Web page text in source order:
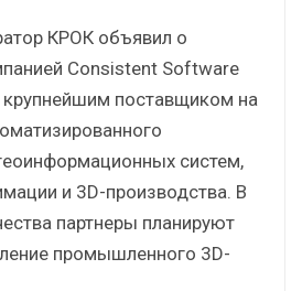
КРОК объявил о
Consistent Software
крупнейшим поставщиком на
систем,
и 3D-производства. В
партнеры планируют
промышленного 3D-